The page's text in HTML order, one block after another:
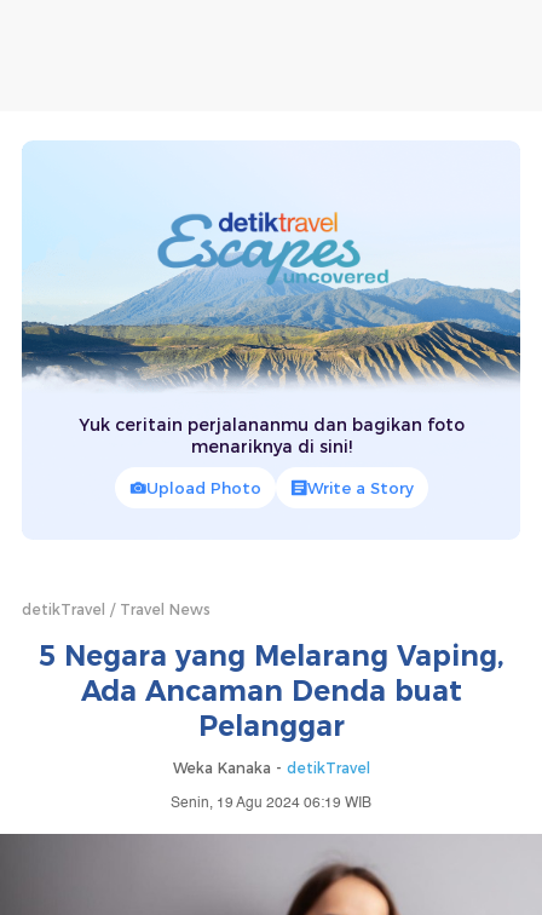
Yuk ceritain perjalananmu dan bagikan foto
menariknya di sini!
Upload Photo Write a Story
detikTravel Travel News
5 Negara yang Melarang Vaping,
Ada Ancaman Denda buat
Pelanggar
Weka Kanaka - detikTravel
Senin, 19 Agu 2024 06:19 WIB